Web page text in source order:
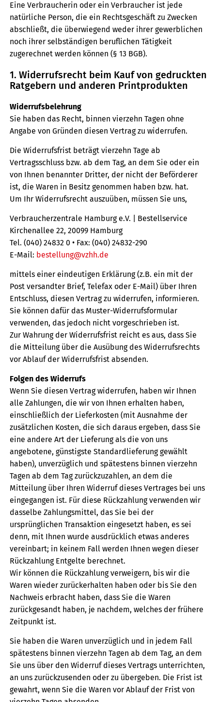
Eine Verbraucherin oder ein Verbraucher ist jede
natürliche Person, die ein Rechtsgeschäft zu Zwecken
abschließt, die überwiegend weder ihrer gewerblichen
noch ihrer selbständigen beruflichen Tätigkeit
zugerechnet werden können (§ 13 BGB).
1. Widerrufsrecht beim Kauf von gedruckten
Ratgebern und anderen Printprodukten
Widerrufsbelehrung
Sie haben das Recht, binnen vierzehn Tagen ohne
Angabe von Gründen diesen Vertrag zu widerrufen.
Die Widerrufsfrist beträgt vierzehn Tage ab
Vertragsschluss bzw. ab dem Tag, an dem Sie oder ein
von Ihnen benannter Dritter, der nicht der Beförderer
ist, die Waren in Besitz genommen haben bzw. hat.
Um Ihr Widerrufsrecht auszuüben, müssen Sie uns,
Verbraucherzentrale Hamburg e.V. | Bestellservice
Kirchenallee 22, 20099 Hamburg
Tel. (040) 24832 0 • Fax: (040) 24832-290
E-Mail: bestellung@vzhh.de
mittels einer eindeutigen Erklärung (z.B. ein mit der
Post versandter Brief, Telefax oder E-Mail) über Ihren
Entschluss, diesen Vertrag zu widerrufen, informieren.
Sie können dafür das Muster-Widerrufsformular
verwenden, das jedoch nicht vorgeschrieben ist.
Zur Wahrung der Widerrufsfrist reicht es aus, dass Sie
die Mitteilung über die Ausübung des Widerrufsrechts
vor Ablauf der Widerrufsfrist absenden.
Folgen des Widerrufs
Wenn Sie diesen Vertrag widerrufen, haben wir Ihnen
alle Zahlungen, die wir von Ihnen erhalten haben,
einschließlich der Lieferkosten (mit Ausnahme der
zusätzlichen Kosten, die sich daraus ergeben, dass Sie
eine andere Art der Lieferung als die von uns
angebotene, günstigste Standardlieferung gewählt
haben), unverzüglich und spätestens binnen vierzehn
Tagen ab dem Tag zurückzuzahlen, an dem die
Mitteilung über Ihren Widerruf dieses Vertrages bei uns
eingegangen ist. Für diese Rückzahlung verwenden wir
dasselbe Zahlungsmittel, das Sie bei der
ursprünglichen Transaktion eingesetzt haben, es sei
denn, mit Ihnen wurde ausdrücklich etwas anderes
vereinbart; in keinem Fall werden Ihnen wegen dieser
Rückzahlung Entgelte berechnet.
Wir können die Rückzahlung verweigern, bis wir die
Waren wieder zurückerhalten haben oder bis Sie den
Nachweis erbracht haben, dass Sie die Waren
zurückgesandt haben, je nachdem, welches der frühere
Zeitpunkt ist.
Sie haben die Waren unverzüglich und in jedem Fall
spätestens binnen vierzehn Tagen ab dem Tag, an dem
Sie uns über den Widerruf dieses Vertrags unterrichten,
an uns zurückzusenden oder zu übergeben. Die Frist ist
gewahrt, wenn Sie die Waren vor Ablauf der Frist von